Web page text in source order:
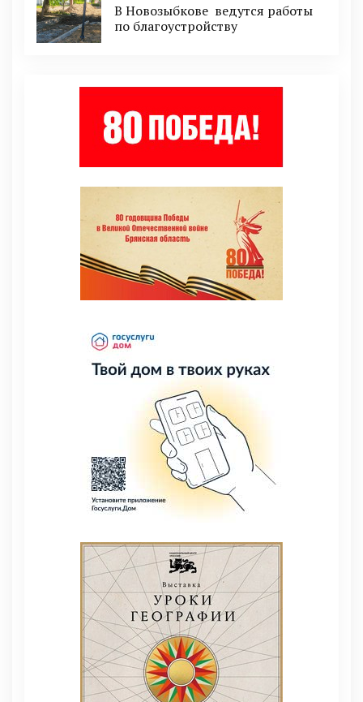
В Новозыбкове ведутся работы
по благоустройству